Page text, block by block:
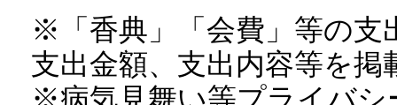
※「香典」「会費」等の支
支出金額、支出内容等を掲
※病気見舞い等プライバシ